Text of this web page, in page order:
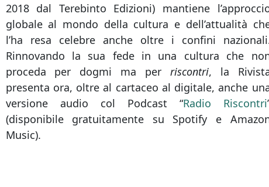
2018 dal Terebinto Edizioni) mantiene
globale al mondo della cultura e dell’attualità
l’ha resa celebre anche oltre i confini
Rinnovando la sua fede in una cultura che
proceda per dogmi ma per riscontri, la
presenta ora, oltre al cartaceo al digitale, anche
versione audio col Podcast “Radio Riscontri
(disponibile gratuitamente su Spotify e
Music).